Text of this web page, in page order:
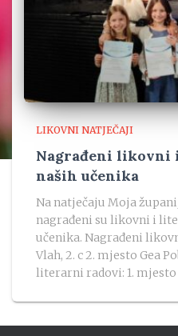
LIKOVNI NATJEČAJI
Nagrađeni
naših učenika
Na natječaju Moja
nagrađeni su likovni i
učenika. Nagrađeni
Vlah, 2. c 2. mjesto Gea
literarni radovi: 1. mjesto